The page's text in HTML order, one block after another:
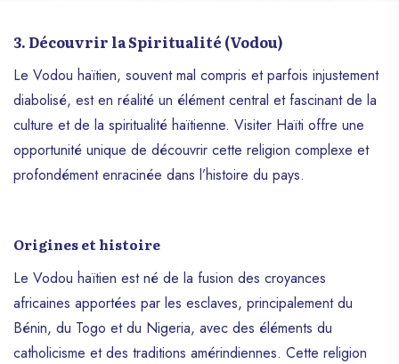
3. Découvrir la Spiritualité (Vodou)
Le Vodou haïtien, souvent mal compris et parfois injustement
diabolisé, est en réalité un élément central et fascinant de la
culture et de la spiritualité haïtienne. Visiter Haïti offre une
opportunité unique de découvrir cette religion complexe et
profondément enracinée dans l’histoire du pays.
Origines et histoire
Le Vodou haïtien est né de la fusion des croyances
africaines apportées par les esclaves, principalement du
Bénin, du Togo et du Nigeria, avec des éléments du
catholicisme et des traditions amérindiennes. Cette religion